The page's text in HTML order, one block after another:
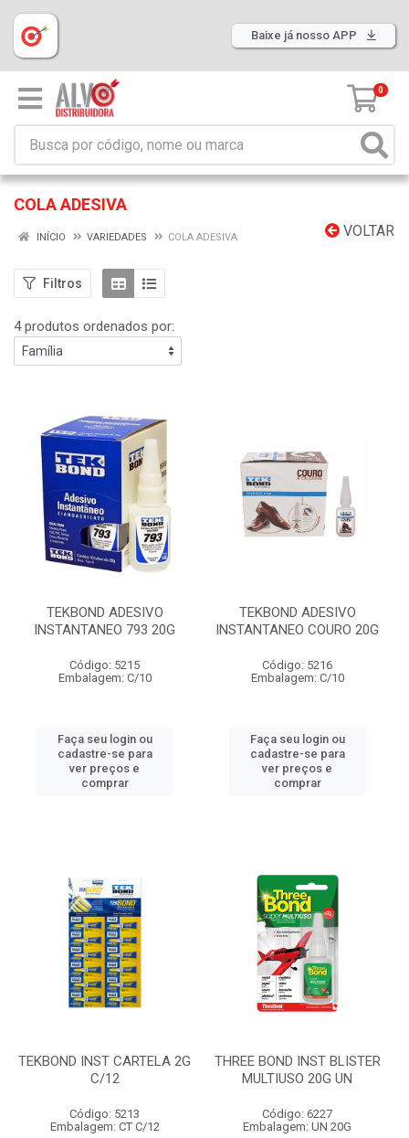
Baixe já nosso APP
0
COLA ADESIVA
VOLTAR
INÍCIO VARIEDADES COLA ADESIVA
Filtros
4 produtos ordenados por:
TEKBOND ADESIVO
INSTANTANEO 793 20G
Código: 5215
Embalagem: C/10
Faça seu login ou
cadastre-se para
ver preços e
comprar
TEKBOND ADESIVO
INSTANTANEO COURO 20G
Código: 5216
Embalagem: C/10
Faça seu login ou
cadastre-se para
ver preços e
comprar
TEKBOND INST CARTELA 2G
C/12
Código: 5213
Embalagem: CT C/12
THREE BOND INST BLISTER
MULTIUSO 20G UN
Código: 6227
Embalagem: UN 20G